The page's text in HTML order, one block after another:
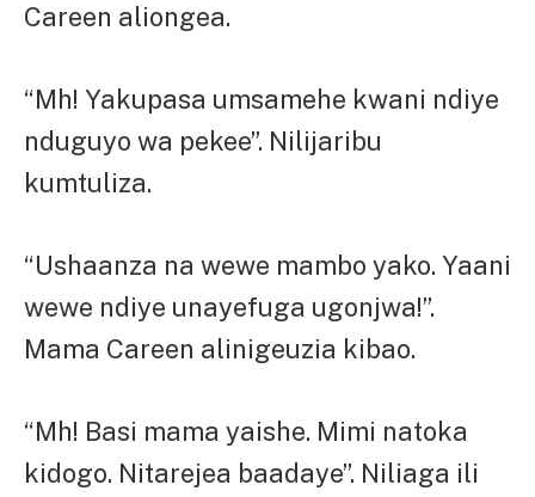
Careen aliongea.
“Mh! Yakupasa umsamehe kwani ndiye
nduguyo wa pekee”. Nilijaribu
kumtuliza.
“Ushaanza na wewe mambo yako. Yaani
wewe ndiye unayefuga ugonjwa!”.
Mama Careen alinigeuzia kibao.
“Mh! Basi mama yaishe. Mimi natoka
kidogo. Nitarejea baadaye”. Niliaga ili